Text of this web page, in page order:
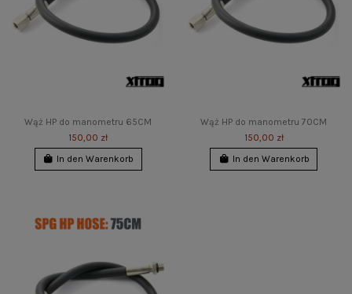
Wąż HP do manometru 65CM
150,00 zł
In den Warenkorb
Wąż HP do manometru 70CM
150,00 zł
In den Warenkorb